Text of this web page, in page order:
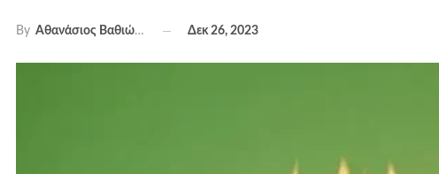
By Αθανάσιος Βαθιώτης Δεκ 26, 2023